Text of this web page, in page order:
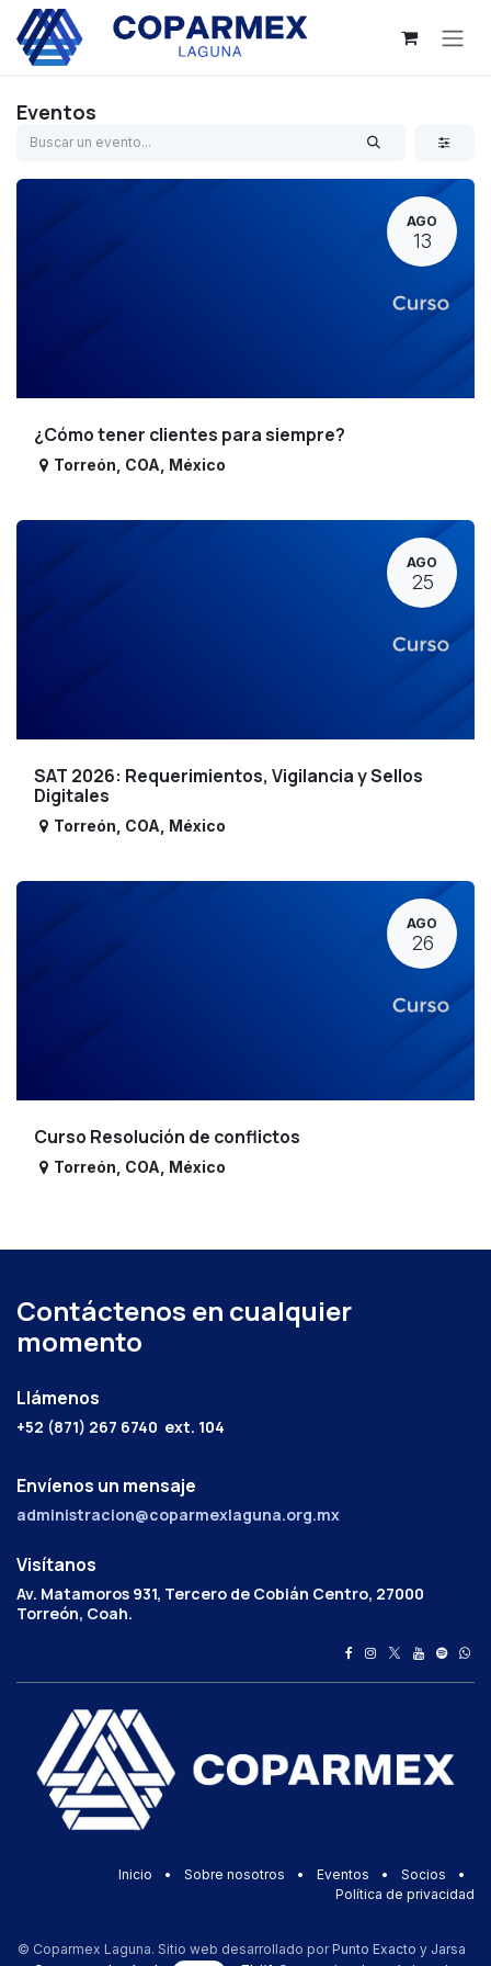
Ir al contenido
Eventos
AGO
13
¿Cómo tener clientes para siempre?
Torreón COA México
AGO
25
SAT 2026: Requerimientos, Vigilancia y Sellos
Digitales
Torreón COA México
AGO
26
Curso Resolución de conflictos
Torreón COA México
Contáctenos en cualquier
momento
Llámenos
+52 (871) 267 6740 ext. 104
Envíenos un mensaje
administracion@coparmexlaguna.org.mx
Visítanos
Av. Matamoros 931, Tercero de Cobián Centro, 27000
Torreón, Coah.
Inicio • Sobre nosotros • Eventos • Socios
•
Política de privacidad
© Coparmex Laguna. Sitio web desarrollado por Punto Exacto y Jarsa